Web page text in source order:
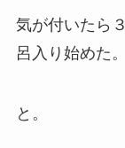
気が付いたら
呂入り始めた。
と。